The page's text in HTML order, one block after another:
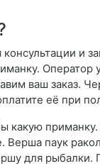
и
Оператор
ваш заказ.
её при
какую
Верша паук
для рыбалки.